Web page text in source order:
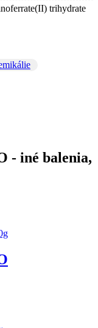
trihydrate
- iné balenia,